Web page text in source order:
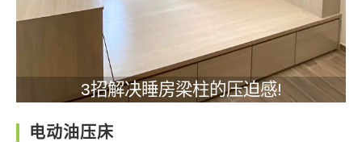
3招解决睡房梁柱的压迫感!
电动油压床